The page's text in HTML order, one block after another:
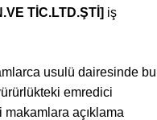
TİC.LTD.ŞTİ ] iş
usulü dairesinde bu
emredici
açıklama